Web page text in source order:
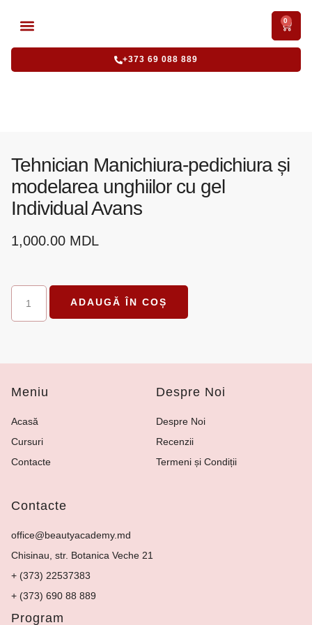
0
+373 69 088 889
Tehnician Manichiura-pedichiura și
modelarea unghiilor cu gel
Individual Avans
1,000.00 MDL
ADAUGĂ ÎN COȘ
Meniu
Acasă
Cursuri
Contacte
Despre Noi
Despre Noi
Recenzii
Termeni și Condiții
Contacte
office@beautyacademy.md
Chisinau, str. Botanica Veche 21
+ (373) 22537383
+ (373) 690 88 889
Program